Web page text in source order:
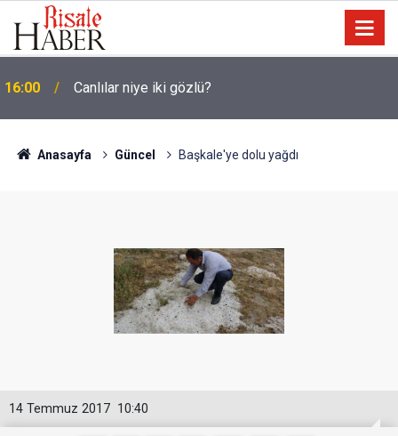
16:00 Canlılar niye iki gözlü?
15:35 Sosyal medya, derslerde başarısızlığa yol açıyor
Anasayfa Güncel Başkale'ye dolu yağdı
10:40
14 Temmuz 2017